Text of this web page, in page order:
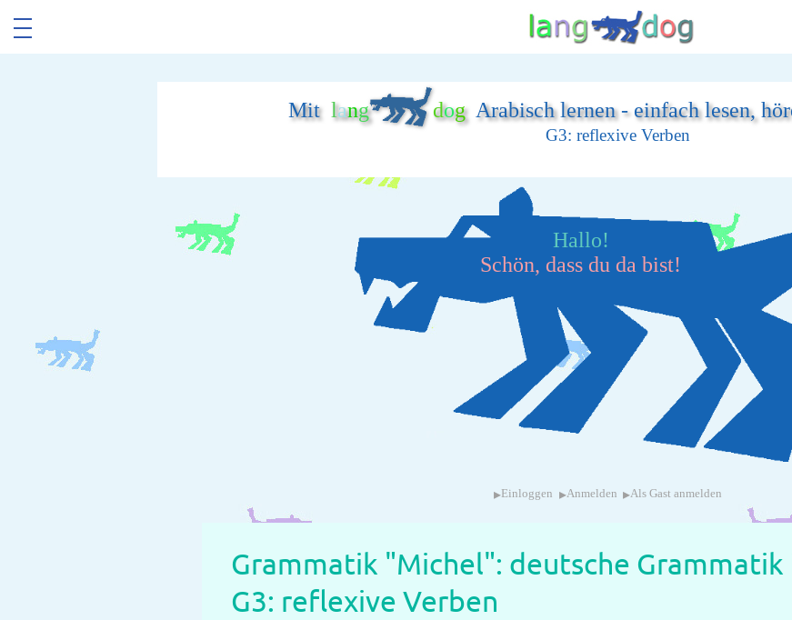
Mitlang dogArabisch lernen - einfach lesen,
G3: reflexive Verben
Hallo!
Schön, dass du da bist!
▸ Einloggen ▸Anmelden ▸Als Gast anmelden
Grammatik "Michel": deutsche Grammatik
G3: reflexive Verben